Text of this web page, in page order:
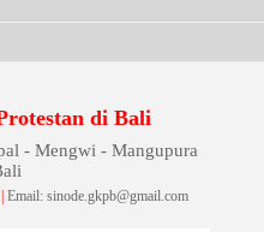
di Bali
- Mengwi - Mangupura
|Email: sinode.gkpb@gmail.com